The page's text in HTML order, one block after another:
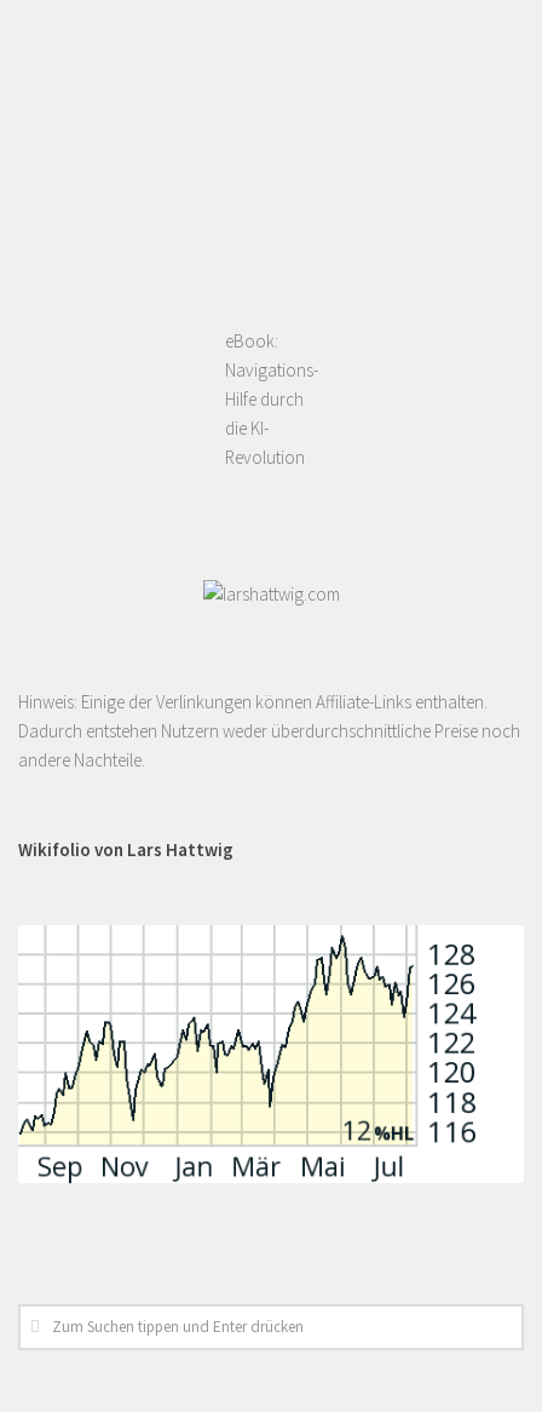
eBook:
Navigations-
Hilfe durch
die KI-
Revolution
Hinweis: Einige der Verlinkungen können Affiliate-Links enthalten.
Dadurch entstehen Nutzern weder überdurchschnittliche Preise noch
andere Nachteile.
Wikifolio von Lars Hattwig